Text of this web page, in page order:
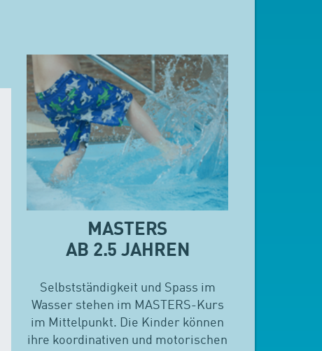
MASTERS
AB 2.5 JAHREN
Selbstständigkeit und Spass im
Wasser stehen im MASTERS-Kurs
im Mittelpunkt. Die Kinder können
ihre koordinativen und motorischen